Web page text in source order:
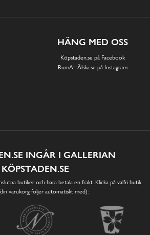
HÄNG MED OSS
Köpstaden.se på Facebook
RumAttÄlska.se på Instagram
INGÅR I GALLERIAN
KÖPSTADEN.SE
butiker och bara betala en frakt. Klicka på valfri butik
varukorg följer automatiskt med):